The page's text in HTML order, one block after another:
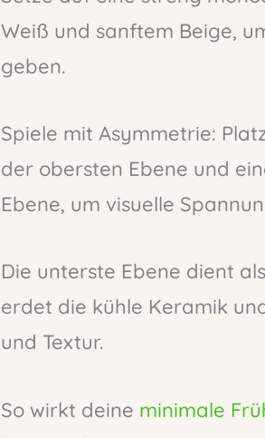
Weiß und sanftem Beige,
geben.
Spiele mit Asymmetrie:
der obersten Ebene und
Ebene, um visuelle
Die unterste Ebene dient
erdet die kühle Keramik
und Textur.
So wirkt deine minimale